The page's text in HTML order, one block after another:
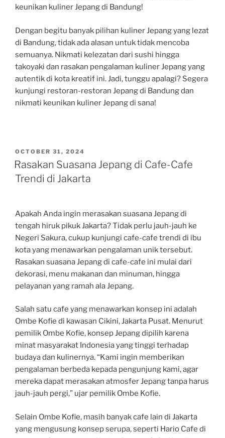
keunikan kuliner Jepang di Bandung!
Dengan begitu banyak pilihan kuliner Jepang yang lezat
di Bandung, tidak ada alasan untuk tidak mencoba
semuanya. Nikmati kelezatan dari sushi hingga
takoyaki dan rasakan pengalaman kuliner Jepang yang
autentik di kota kreatif ini. Jadi, tunggu apalagi? Segera
kunjungi restoran-restoran Jepang di Bandung dan
nikmati keunikan kuliner Jepang di sana!
POSTED
ON
OCTOBER 31, 2024
Rasakan Suasana Jepang di Cafe-Cafe
Trendi di Jakarta
Apakah Anda ingin merasakan suasana Jepang di
tengah hiruk pikuk Jakarta? Tidak perlu jauh-jauh ke
Negeri Sakura, cukup kunjungi cafe-cafe trendi di ibu
kota yang menawarkan pengalaman unik tersebut.
Rasakan suasana Jepang di cafe-cafe ini mulai dari
dekorasi, menu makanan dan minuman, hingga
pelayanan yang ramah ala Jepang.
Salah satu cafe yang menawarkan konsep ini adalah
Ombe Kofie di kawasan Cikini, Jakarta Pusat. Menurut
pemilik Ombe Kofie, konsep Jepang dipilih karena
minat masyarakat Indonesia yang tinggi terhadap
budaya dan kulinernya. “Kami ingin memberikan
pengalaman berbeda kepada pengunjung kami, agar
mereka dapat merasakan atmosfer Jepang tanpa harus
jauh-jauh pergi,” ujar pemilik Ombe Kofie.
Selain Ombe Kofie, masih banyak cafe lain di Jakarta
yang mengusung konsep serupa, seperti Hario Cafe di